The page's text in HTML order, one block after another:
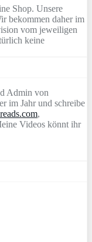
Shop. Unsere
bekommen daher im
vom jeweiligen
keine
Admin von
im Jahr und schreibe
,
Videos könnt ihr